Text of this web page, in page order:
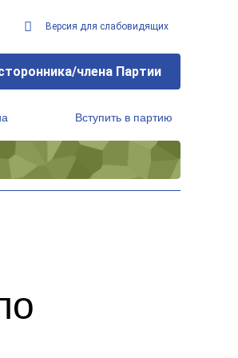
Версия для слабовидящих
члена Партии
Вступить в партию